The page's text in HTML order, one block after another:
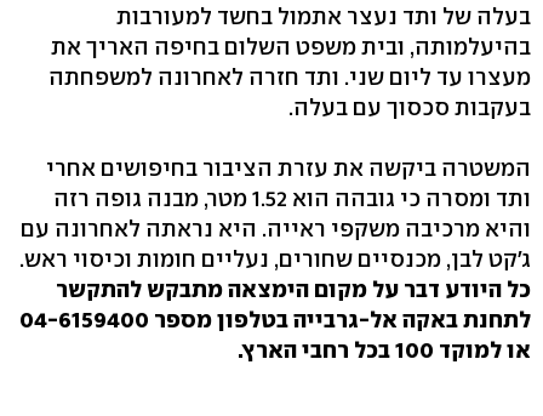
בעלה של ותד נעצר אתמול בחשד למעורבות
בהיעלמותה, ובית משפט השלום בחיפה האריך את
מעצרו עד ליום שני. ותד חזרה לאחרונה למשפחתה
בעקבות סכסוך עם בעלה.
המשטרה ביקשה את עזרת הציבור בחיפושים אחרי
ותד ומסרה כי גובהה הוא 1.52 מטר, מבנה גופה רזה
והיא מרכיבה משקפי ראייה. היא נראתה לאחרונה עם
ג'קט לבן, מכנסיים שחורים, נעליים חומות וכיסוי ראש.
כל היודע דבר על מקום הימצאה מתבקש להתקשר
לתחנת באקה אל-גרבייה בטלפון מספר 04-6159400
או למוקד 100 בכל רחבי הארץ.